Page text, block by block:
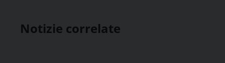
Notizie correlate